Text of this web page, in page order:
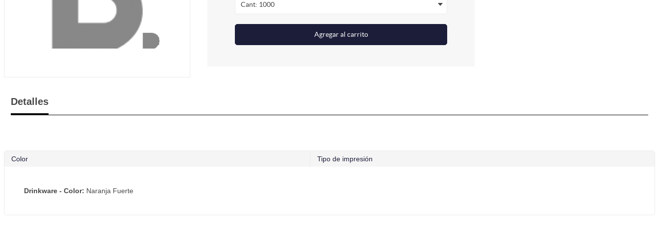
Cant: 1000
Agregar al carrito
Detalles
Color Tipo de impresión
Drinkware - Color: Naranja Fuerte